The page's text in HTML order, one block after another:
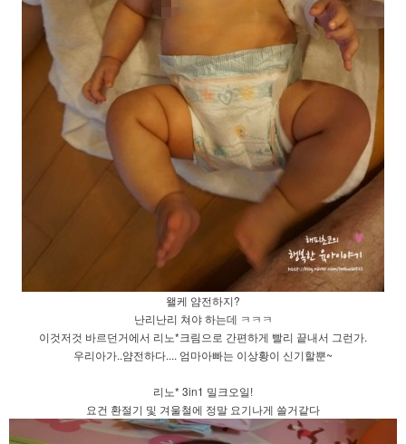
왤케 얌전하지?
난리난리 쳐야 하는데 ㅋㅋㅋ
이것저것 바르던거에서 리노*크림으로 간편하게 빨리 끝내서 그런가.
우리아가..얌전하다.... 엄마아빠는 이상황이 신기할뿐~
리노* 3in1 밀크오일!
요건 환절기 및 겨울철에 정말 요기나게 쓸거같다